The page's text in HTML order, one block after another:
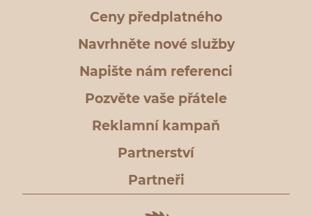
Ceny předplatného
Navrhněte nové služby
Napište nám referenci
Pozvěte vaše přátele
Reklamní kampaň
Partnerství
Partneři